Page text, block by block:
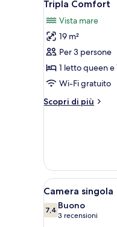
tutte
le
foto
per
Tripla
Comfort
Tripla Comfort
Vista mare
19 m²
Per 3 persone
1 letto queen
Wi-Fi gratuito
Scopri di più
Altri
Apri
tutte
le
4
Camera singola
7,47,4 su 10
Buono
3 recensioni
(3